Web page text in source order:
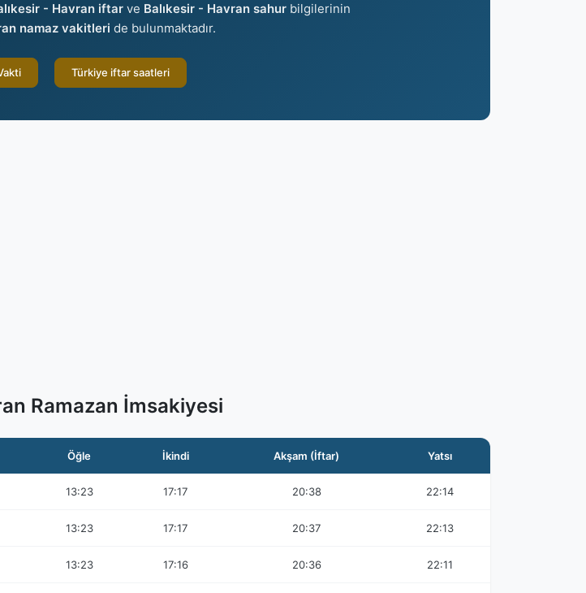
- Havran iftar ve Balıkesir - Havran sahur bilgilerinin
namaz vakitleri de bulunmaktadır.
Türkiye iftar saatleri
Ramazan İmsakiyesi
Öğle İkindi Akşam (İftar) Yatsı
13:23 17:17 20:38 22:14
13:23 17:17 20:37 22:13
13:23 17:16 20:36 22:11